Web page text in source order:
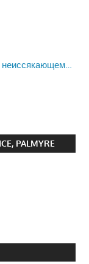
неиссякающем…
PALMYRE